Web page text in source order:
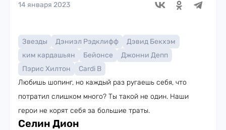
14 января 2023
Звезды Дэниэл Рэдклифф
Дэвид Бекхэм
ким кардашьян
Бейонсе
Джонни Депп
Пэрис Хилтон
Cardi B
Любишь шопинг, но каждый раз ругаешь себя, что
потратил слишком много? Ты такой не один. Наши
герои не корят себя за большие траты.
Селин Дион